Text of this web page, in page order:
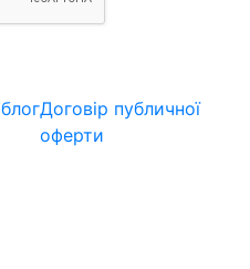
блогДоговір публичної
оферти